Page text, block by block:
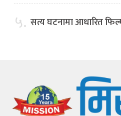
५. सत्य घटनामा आधारित फिल्म